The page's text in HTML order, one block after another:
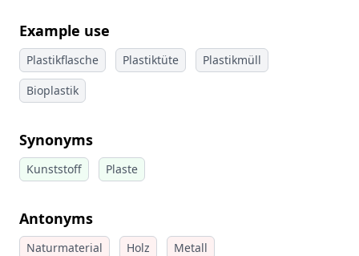
Example use
Plastikflasche Plastiktüte
Plastikmüll
Bioplastik
Synonyms
Kunststoff Plaste
Antonyms
Naturmaterial Holz Metall